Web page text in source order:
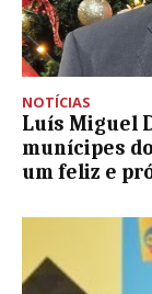
NOTÍCIAS
Luís Miguel
munícipes
um feliz e